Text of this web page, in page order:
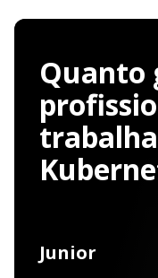
Quanto
Junior